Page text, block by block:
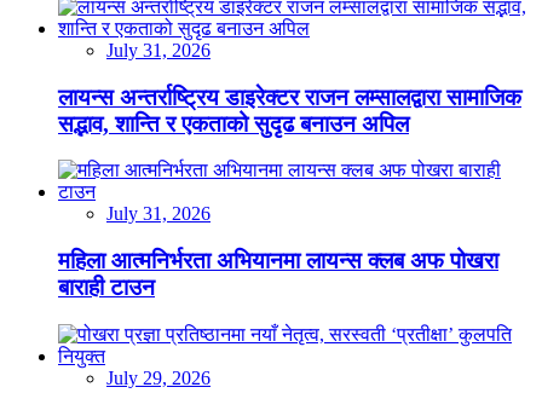
July 31, 2026
लायन्स अन्तर्राष्ट्रिय डाइरेक्टर राजन लम्सालद्वारा सामाजिक
सद्भाव, शान्ति र एकताको सुदृढ बनाउन अपिल
July 31, 2026
महिला आत्मनिर्भरता अभियानमा लायन्स क्लब अफ पोखरा
बाराही टाउन
July 29, 2026